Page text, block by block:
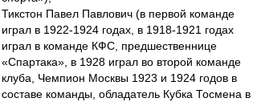
Тикстон Павел Павлович (в первой команде
играл в 1922-1924 годах, в 1918-1921 годах
играл в команде КФС, предшественнице
«Спартака», в 1928 играл во второй команде
клуба, Чемпион Москвы 1923 и 1924 годов в
составе команды, обладатель Кубка Тосмена в